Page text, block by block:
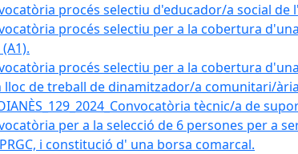
procés selectiu d'educador/a social de
procés selectiu per a la cobertura
procés selectiu per a la cobertura
de treball de dinamitzador/a comunitari/
tècnic/a de
per a la selecció de 6 persones per a
PRGC, i constitució d' una borsa comarcal.